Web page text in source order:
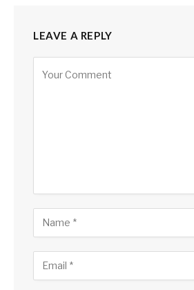
LEAVE A REPLY